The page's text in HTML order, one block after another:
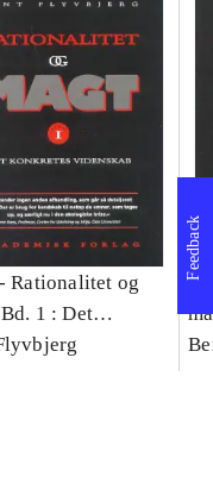
-Rationalitet og
1 : Det
videnskab
Feedback